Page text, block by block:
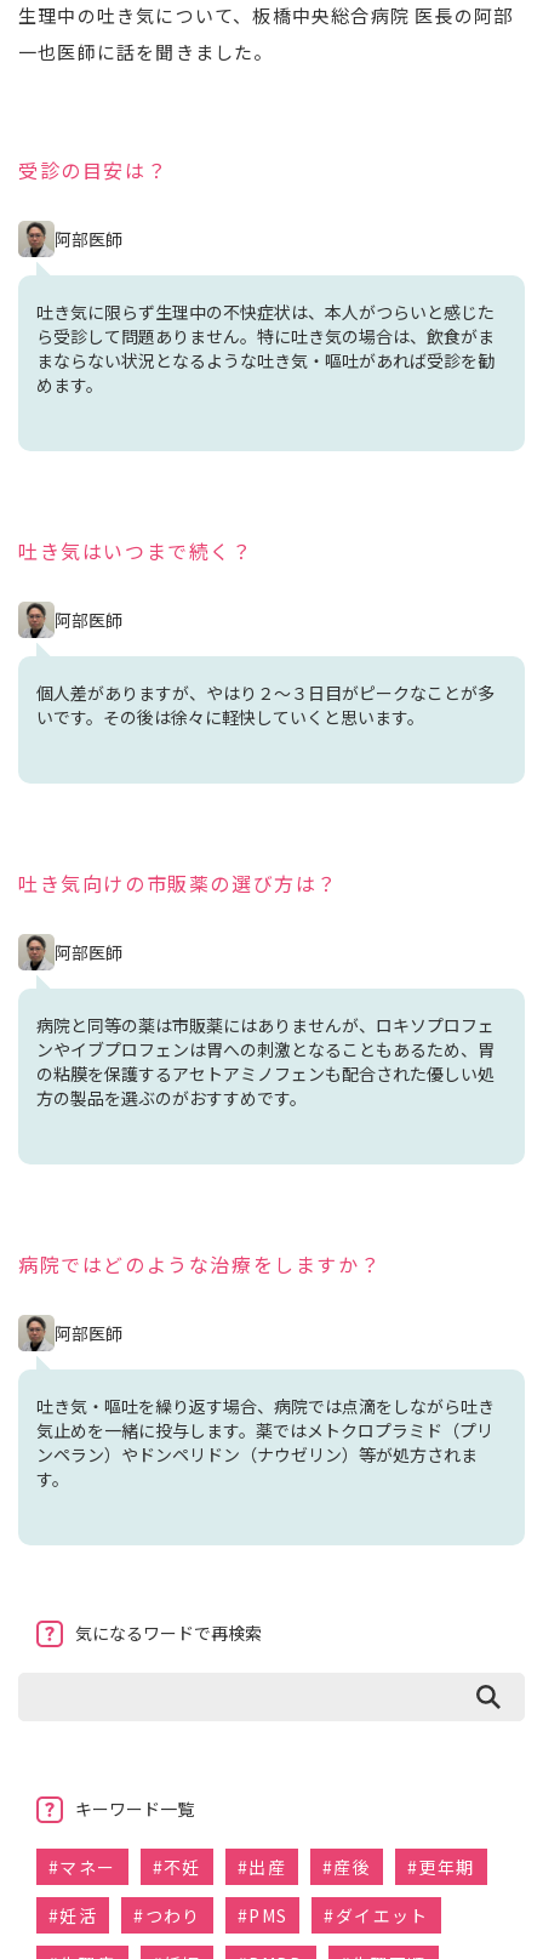
生理中の吐き気について、板橋中央総合病院 医長の阿部
一也医師に話を聞きました。
受診の目安は？
阿部医師
吐き気に限らず生理中の不快症状は、本人がつらいと感じた
ら受診して問題ありません。特に吐き気の場合は、飲食がま
まならない状況となるような吐き気・嘔吐があれば受診を勧
めます。
吐き気はいつまで続く？
阿部医師
個人差がありますが、やはり２～３日目がピークなことが多
いです。その後は徐々に軽快していくと思います。
吐き気向けの市販薬の選び方は？
阿部医師
病院と同等の薬は市販薬にはありませんが、ロキソプロフェ
ンやイブプロフェンは胃への刺激となることもあるため、胃
の粘膜を保護するアセトアミノフェンも配合された優しい処
方の製品を選ぶのがおすすめです。
病院ではどのような治療をしますか？
阿部医師
吐き気・嘔吐を繰り返す場合、病院では点滴をしながら吐き
気止めを一緒に投与します。薬ではメトクロプラミド（プリ
ンペラン）やドンペリドン（ナウゼリン）等が処方されま
す。
気になるワードで再検索
キーワード一覧
#マネー #不妊 #出産 #産後 #更年期
#妊活 #つわり #PMS #ダイエット